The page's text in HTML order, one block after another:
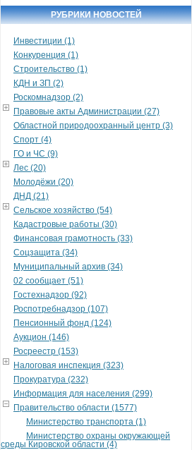
РУБРИКИ НОВОСТЕЙ
Инвестиции (1)
Конкуренция (1)
Строительство (1)
КДН и ЗП (2)
Роскомнадзор (2)
Правовые акты Администрации (27)
Областной природоохранный центр (3)
Спорт (4)
ГО и ЧС (9)
Лес (20)
Молодёжи (20)
ДНД (21)
Сельское хозяйство (54)
Кадастровые работы (30)
Финансовая грамотность (33)
Соцзащита (34)
Муниципальный архив (34)
02 сообщает (51)
Гостехнадзор (92)
Роспотребнадзор (107)
Пенсионный фонд (124)
Аукцион (146)
Росреестр (153)
Налоговая инспекция (323)
Прокуратура (232)
Информация для населения (299)
Правительство области (1577)
Министерство транспорта (1)
Министерство охраны окружающей
среды Кировской области (4)